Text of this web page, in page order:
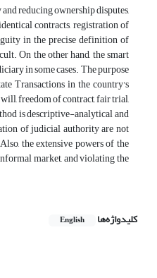
reducing ownership disputes,
contracts, registration of
in the precise definition of
On the other hand, the smart
in some cases. The purpose
Transactions in the country's
freedom of contract, fair trial,
is descriptive-analytical and
of judicial authority are not
the extensive powers of the
market, and violating the
کلیدواژه‌ها English